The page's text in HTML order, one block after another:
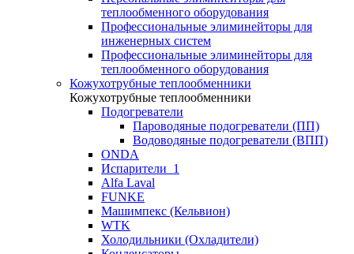
теплообменного оборудования
Профессиональные элиминейторы для
инженерных систем
Профессиональные элиминейторы для
теплообменного оборудования
Кожухотрубные теплообменники
Кожухотрубные теплообменники
Подогреватели
Пароводяные подогреватели (ПП)
Водоводяные подогреватели (ВПП)
ONDA
Испарители_1
Alfa Laval
FUNKE
Машимпекс (Кельвион)
WTK
Холодильники (Охладители)